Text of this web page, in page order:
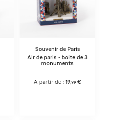
Souvenir de Paris
Air de paris - boite de 3
monuments
A partir de :19,99 €